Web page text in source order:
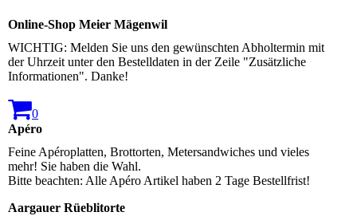
Online-Shop Meier Mägenwil
WICHTIG: Melden Sie uns den gewünschten Abholtermin mit
der Uhrzeit unter den Bestelldaten in der Zeile "Zusätzliche
Informationen". Danke!
0
Apéro
Feine Apéroplatten, Brottorten, Metersandwiches und vieles
mehr! Sie haben die Wahl.
Bitte beachten: Alle Apéro Artikel haben 2 Tage Bestellfrist!
Aargauer Rüeblitorte